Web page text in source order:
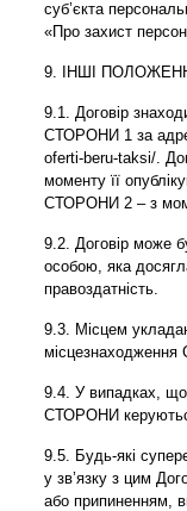
суб’єкта
«Про захист
9. ІНШІ
9.1. Договір
СТОРОНИ 1 за
oferti-beru-taksi/.
моменту її
СТОРОНИ 2 – з
9.2. Договір може
особою, яка
правоздатність.
9.3. Місцем
9.4. У випадках,
СТОРОНИ
9.5. Будь-які
у зв’язку з цим
або припиненням,